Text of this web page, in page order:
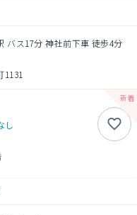
バス17分 神社前下車 徒歩4分
1131
し